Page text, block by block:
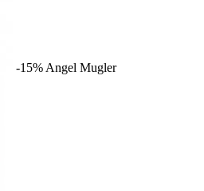
-15% Angel Mugler